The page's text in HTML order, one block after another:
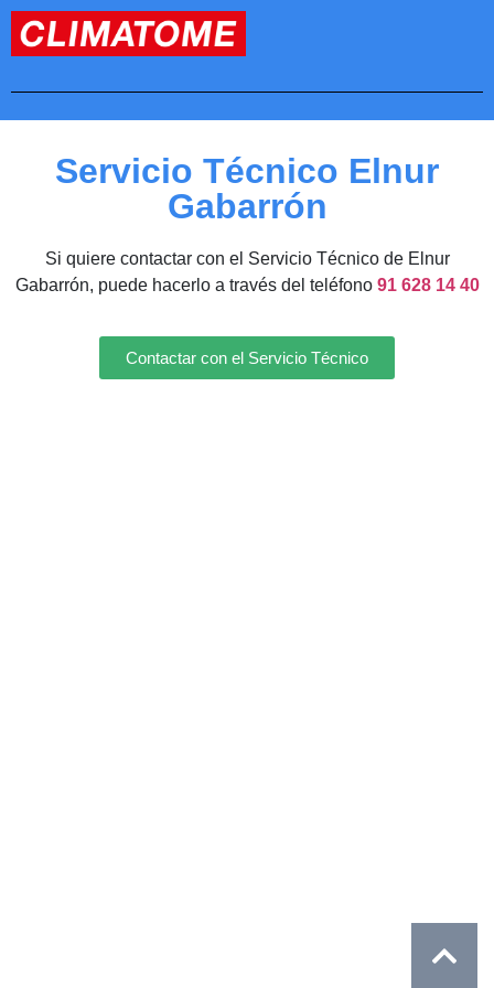
Servicio Técnico Elnur
Gabarrón
Si quiere contactar con el Servicio Técnico de Elnur
Gabarrón, puede hacerlo a través del teléfono 91 628 14 40
Contactar con el Servicio Técnico